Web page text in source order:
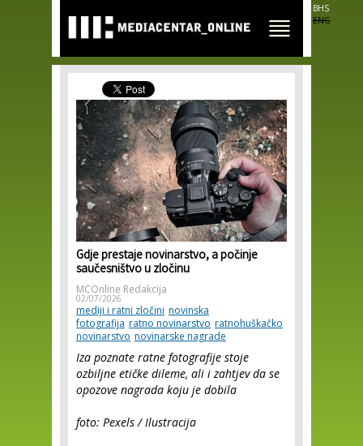
main
content
BHS
ENG
Gdje prestaje novinarstvo, a počinje
saučesništvo u zločinu
MCOnline Redakcija
02/07/2026
mediji i ratni zločini novinska
fotografija ratno novinarstvo ratnohuškačko
novinarstvo novinarske nagrade
Iza poznate ratne fotografije stoje
ozbiljne etičke dileme, ali i zahtjev da se
opozove nagrada koju je dobila
foto: Pexels / Ilustracija